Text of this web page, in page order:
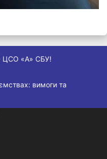
«А» СБУ!
вимоги та